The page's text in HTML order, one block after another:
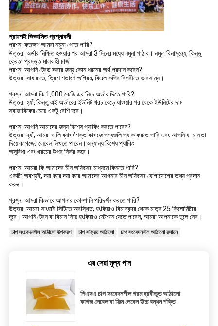
প্রায়শই জিজ্ঞাসিত প্রশ্নাবলী
প্রশ্ন: কতক্ষণ আমরা নমুনা পেতে পারি?
উত্তর: অর্ডার নিশ্চিত হওয়ার পর আমরা 3 দিনের মধ্যে নমুনা পাঠাব। নমুনা বিনামূল্যে, কিন্তু
ক্রেতা প্রদত্ত মালবাহী চার্জ
প্রশ্ন: আপনি ট্রেড করার জন্য কোন ধরনের অর্থ প্রদান করেন?
উত্তর: সাধারণত, ত্রিশ শতাংশ অগ্রিম, বিএল কপির বিপরীতে ভারসাম্য।
প্রশ্ন: আমরা কি 1,000 কেজি এর নিচে অর্ডার দিতে পারি?
উত্তর: হ্যাঁ, কিন্তু এই অর্ডারের ইউনিট খরচ বেড়ে যাওয়ার পর থেকে ইউনিটের দাম
স্বাভাবিকের চেয়ে একটু বেশি হবে।
প্রশ্ন: আপনি আমাদের জন্য বিশেষ প্যাকিং করতে পারেন?
উত্তর: হ্যাঁ, আমরা খালি ব্যাগ/শক্ত কাগজে পণ্যগুলি প্যাক করতে পারি এবং আপনি যা চান তা
দিয়ে কাগজের লেবেল লিখতে পারেন।অন্যান্য বিশেষ প্যাকিং
অসুবিধা এবং খরচের উপর নির্ভর করে।
প্রশ্ন: আমরা কি আমাদের চীন অফিসের মাধ্যমে কিনতে পারি?
একটি: অবশ্যই, দয়া করে দয়া করে আমাদের আপনার চীন অফিসের যোগাযোগের তথ্য প্রদান
করুন।
প্রশ্ন: আমরা কিভাবে আপনার কোম্পানি পরিদর্শন করতে পারি?
উত্তর: আমরা সাংহাই সিটিতে অবস্থিত, হংকিয়াও বিমানবন্দর থেকে মাত্র 25 কিলোমিটার
দূরে। আপনি ট্রেন বা বিমান নিয়ে হংকিয়াও স্টেশনে যেতে পারেন, আমরা আপনাকে তুলে নেব।
চাপ সংবেদনশীল আঠালো উপকরণ চাপ সক্রিয় আঠালো চাপ সংবেদনশীল আঠালো রসায়ন
এর সেরা মূল্য পান
পিএসএ চাপ সংবেদনশীল গরম দ্রবীভূত আঠালো
কাগজ লেবেল বা ফিল্ম লেবেল উচ্চ বন্ধন শক্তি